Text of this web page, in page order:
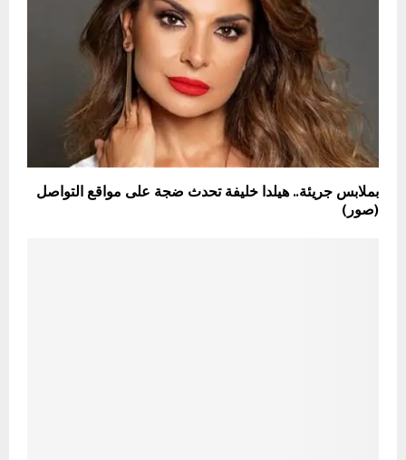
بملابس جريئة.. هيلدا خليفة تحدث ضجة على مواقع التواصل
(صور)